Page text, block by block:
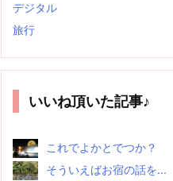
デジタル
旅行
いいね頂いた記事♪
これでよかとでつか？
そういえばお宿の話を...